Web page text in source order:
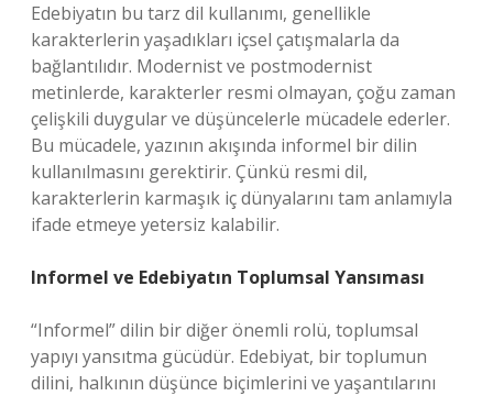
Edebiyatın bu tarz dil kullanımı, genellikle
karakterlerin yaşadıkları içsel çatışmalarla da
bağlantılıdır. Modernist ve postmodernist
metinlerde, karakterler resmi olmayan, çoğu zaman
çelişkili duygular ve düşüncelerle mücadele ederler.
Bu mücadele, yazının akışında informel bir dilin
kullanılmasını gerektirir. Çünkü resmi dil,
karakterlerin karmaşık iç dünyalarını tam anlamıyla
ifade etmeye yetersiz kalabilir.
Informel ve Edebiyatın Toplumsal Yansıması
“Informel” dilin bir diğer önemli rolü, toplumsal
yapıyı yansıtma gücüdür. Edebiyat, bir toplumun
dilini, halkının düşünce biçimlerini ve yaşantılarını